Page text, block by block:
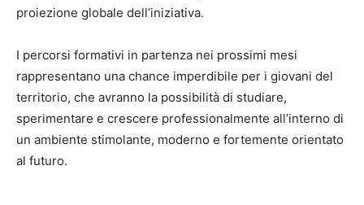
proiezione globale dell’iniziativa.
I percorsi formativi in partenza nei prossimi mesi
rappresentano una chance imperdibile per i giovani del
territorio, che avranno la possibilità di studiare,
sperimentare e crescere professionalmente all’interno di
un ambiente stimolante, moderno e fortemente orientato
al futuro.